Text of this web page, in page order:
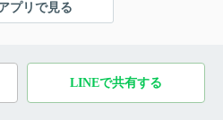
プリで見る
LINEで共有する